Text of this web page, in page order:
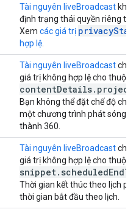
Tài nguyên liveBroadcast
định trạng thái quyền riêng tư
Xem các giá trị
hợp lệ
Tài nguyên liveBroadcast
giá trị không hợp lệ cho thuộc
contentDetails.
Bạn không thể đặt chế độ
một chương trình phát sóng
thành 360.
Tài nguyên liveBroadcast
giá trị không hợp lệ cho thuộc
snippet. scheduledEnd
Thời gian kết thúc theo lịch
thời gian bắt đầu theo lịch.